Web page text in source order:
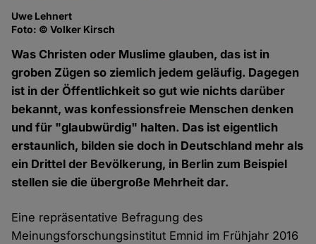
Uwe Lehnert
Foto: © Volker Kirsch
Was Christen oder Muslime glauben, das ist in
groben Zügen so ziemlich jedem geläufig. Dagegen
ist in der Öffentlichkeit so gut wie nichts darüber
bekannt, was konfessionsfreie Menschen denken
und für "glaubwürdig" halten. Das ist eigentlich
erstaunlich, bilden sie doch in Deutschland mehr als
ein Drittel der Bevölkerung, in Berlin zum Beispiel
stellen sie die übergroße Mehrheit dar.
Eine repräsentative Befragung des
Meinungsforschungsinstitut Emnid im Frühjahr 2016